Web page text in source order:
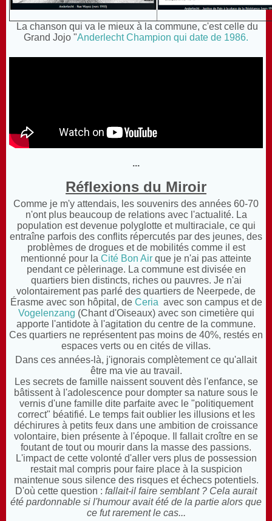
La chanson qui va le mieux à la commune, c'est celle du
Grand Jojo "Anderlecht Champion qui date de 1986.
...
Réflexions du Miroir
Comme je m'y attendais, les souvenirs des années 60-70
n'ont plus beaucoup de relations avec l'actualité. La
population est devenue polyglotte et multiraciale, ce qui
entraîne parfois des conflits répercutés par des jeunes, des
problèmes de drogues et de mobilités comme il est
mentionné pour la Cité Bon Air que je n'ai pas atteinte
pendant ce pèlerinage. La commune est divisée en
quartiers bien distincts, riches ou pauvres. Je n'ai
volontairement pas parlé des quartiers de Neerpede, de
Érasme avec son hôpital, de Ceria avec son campus et de
Vogelenzang (Chant d'Oiseaux) avec son cimetière qui
apporte l'antidote à l'agitation du centre de la commune.
Ces quartiers ne représentent pas moins de 40%, restés en
espaces verts ou en cités de villas.
Dans ces années-là, j'ignorais complètement ce qu'allait
être ma vie au travail.
Les secrets de famille naissent souvent dès l'enfance, se
bâtissent à l'adolescence pour dompter sa nature sous le
vernis d'une famille dite parfaite avec le "politiquement
correct" béatifié. Le temps fait oublier les illusions et les
déchirures à petits feux dans une ambition de croissance
volontaire, bien présente à l'époque. Il fallait croître en se
foutant de tout ou mourir dans la masse des passions.
L'impact de cette volonté d'aller vers plus de possession
restait mal compris pour faire place à la suspicion
maintenue sous silence des risques et échecs potentiels.
D'où cette question : fallait-il faire semblant ? Cela aurait
été pardonnable si l'humour avait été de la partie alors que
ce fut rarement le cas...